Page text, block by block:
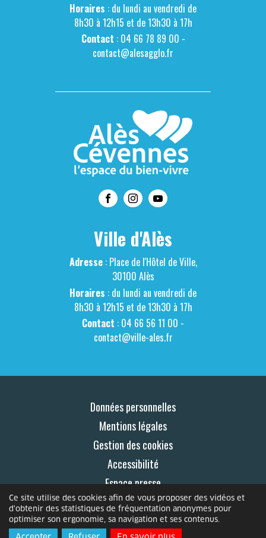
Ce site utilise des cookies afin de vous proposer des vidéos et
d'obtenir des statistiques de fréquentation anonymes pour
optimiser son ergonomie, sa navigation et ses contenus.
Horaires : du lundi au vendredi de
8h30 à 12h15 et de 13h30 à 17h
Contact : 04 66 78 89 00 -
contact@alesagglo.fr
Ville d'Alès
Adresse: Place de l'Hôtel de Ville,
30100 Alès
Horaires : du lundi au vendredi de
8h30 à 12h15 et de 13h30 à 17h
Contact : 04 66 56 11 00 -
contact@ville-ales.fr
© 2026 Le Mag
Données personnelles
Mentions légales
Gestion des cookies
Accessibilité
Espace presse
Contact